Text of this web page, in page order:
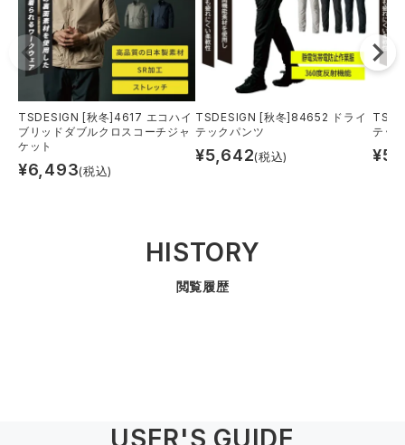
TSDESIGN [秋冬]4617 エコハイ
ブリッドダブルクロスコーチジャ
ケット
¥6,493(税込)
TSDESIGN [秋冬]84652 ドライ
テックパンツ
¥5,642(税込)
テッ
¥
HISTORY
閲覧履歴
USER'S GUIDE